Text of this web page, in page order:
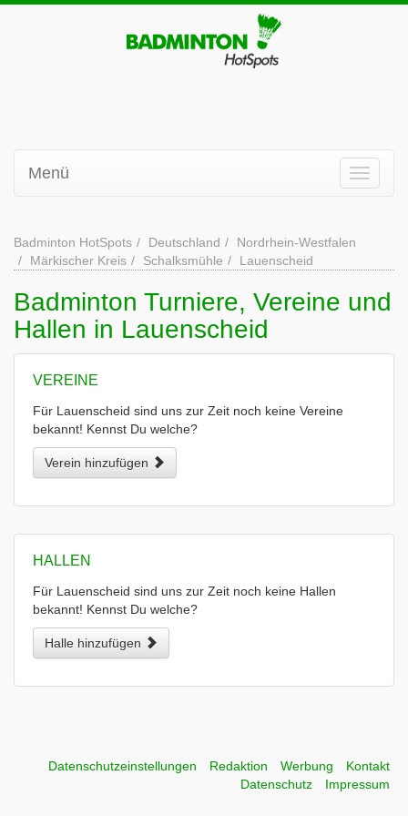
Menü
Badminton HotSpots Deutschland
Nordrhein-Westfalen
Märkischer Kreis
Schalksmühle Lauenscheid
Badminton Turniere, Vereine und
Hallen in Lauenscheid
VEREINE
Für Lauenscheid sind uns zur Zeit noch keine Vereine
bekannt! Kennst Du welche?
Verein hinzufügen
HALLEN
Für Lauenscheid sind uns zur Zeit noch keine Hallen
bekannt! Kennst Du welche?
Halle hinzufügen
Datenschutzeinstellungen Redaktion Werbung
Kontakt
Datenschutz
Impressum